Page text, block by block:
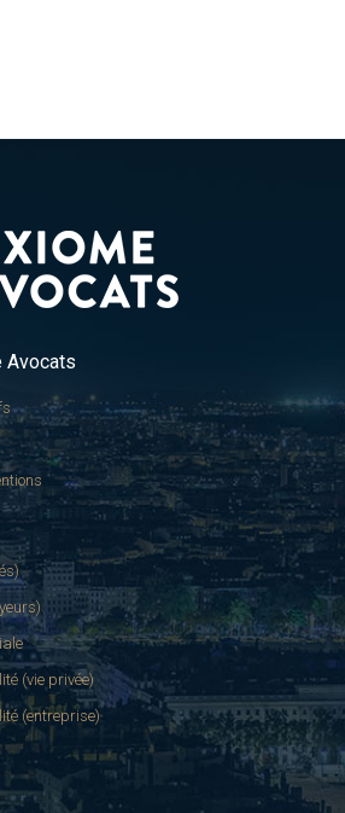
Avocats
(vie privée)
(entreprise)